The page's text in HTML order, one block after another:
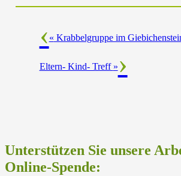
« Krabbelgruppe im
Eltern- Kind- Treff »
Unterstützen Sie unsere
Online-Spende: